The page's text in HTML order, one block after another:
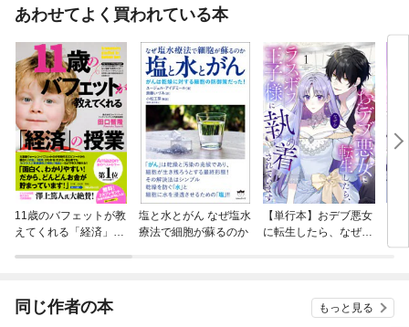
あわせてよく買われている本
11歳のバフェットが教
えてくれる「経済」の
塩と水とがん なぜ塩水
療法で細胞が蘇るのか
【単行本】おデブ悪女
に転生したら、なぜか
同じ作者の本 もっと見る